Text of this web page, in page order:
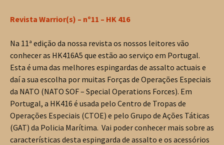
Revista Warrior(s) – nº11 – HK 416
Na 11ª edição da nossa revista os nossos leitores vão
conhecer as HK416A5 que estão ao serviço em Portugal.
Esta é uma das melhores espingardas de assalto actuais e
daí a sua escolha por muitas Forças de Operações Especiais
da NATO (NATO SOF – Special Operations Forces). Em
Portugal, a HK416 é usada pelo Centro de Tropas de
Operações Especiais (CTOE) e pelo Grupo de Ações Táticas
(GAT) da Policia Marítima. Vai poder conhecer mais sobre as
características desta espingarda de assalto e os acessórios